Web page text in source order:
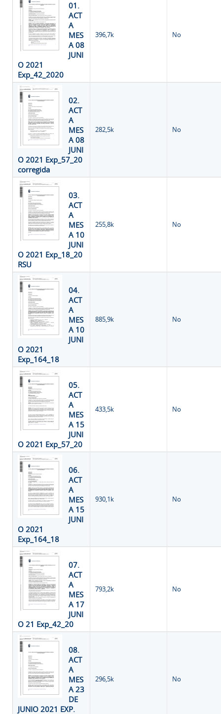
01.
ACT
A
MES
A 08
JUNI
O 2021
Exp_42_2020
396,7k No
02.
ACT
A
MES
A 08
JUNI
O 2021 Exp_57_20
corregida
282,5k No
03.
ACT
A
MES
A 10
JUNI
O 2021 Exp_18_20
RSU
255,8k No
04.
ACT
A
MES
A 10
JUNI
O 2021
Exp_164_18
885,9k No
05.
ACT
A
MES
A 15
JUNI
O 2021 Exp_57_20
433,5k No
06.
ACT
A
MES
A 15
JUNI
O 2021
Exp_164_18
930,1k No
07.
ACT
A
MES
A 17
JUNI
O 21 Exp_42_20
793,2k No
08.
ACT
A
MES
A 23
DE
JUNIO 2021 EXP.
296,5k No